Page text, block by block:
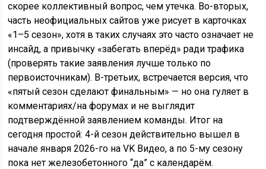
скорее коллективный вопрос, чем утечка. Во-вторых,
часть неофициальных сайтов уже рисует в карточках
«1–5 сезон», хотя в таких случаях это часто означает не
инсайд, а привычку «забегать вперёд» ради трафика
(проверять такие заявления лучше только по
первоисточникам). В-третьих, встречается версия, что
«пятый сезон сделают финальным» — но она гуляет в
комментариях/на форумах и не выглядит
подтверждённой заявлением команды. Итог на
сегодня простой: 4-й сезон действительно вышел в
начале января 2026-го на VK Видео, а по 5-му сезону
пока нет железобетонного “да” с календарём.